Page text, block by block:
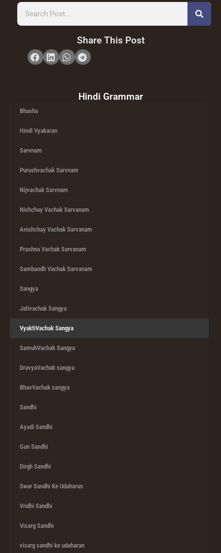
Share This Post
Hindi Grammar
Bhasha
Hindi Vyakaran
Sarvnam
Purushvachak Sarvnam
Nijvachak Sarvnam
Nishchay Vachak Sarvanam
Anishchay Vachak Sarvanam
Prashna Vachak Sarvanam
Sambandh Vachak Sarvanam
Sangya
Jativachak Sangya
VyaktiVachak Sangya
SamuhVachak Sangya
DravyaVachak sangya
BhavVachak sangya
Sandhi
Ayadi Sandhi
Gun Sandhi
Dirgh Sandhi
Swar Sandhi Ke Udaharan
Vridhi Sandhi
Visarg Sandhi
visarg sandhi ke udaharan